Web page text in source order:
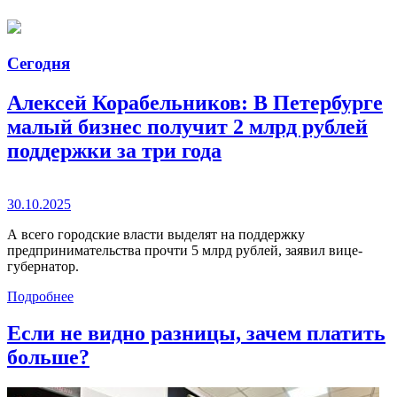
Сегодня
Алексей Корабельников: В Петербурге
малый бизнес получит 2 млрд рублей
поддержки за три года
30.10.2025
А всего городские власти выделят на поддержку
предпринимательства прочти 5 млрд рублей, заявил вице-
губернатор.
Подробнее
Если не видно разницы, зачем платить
больше?